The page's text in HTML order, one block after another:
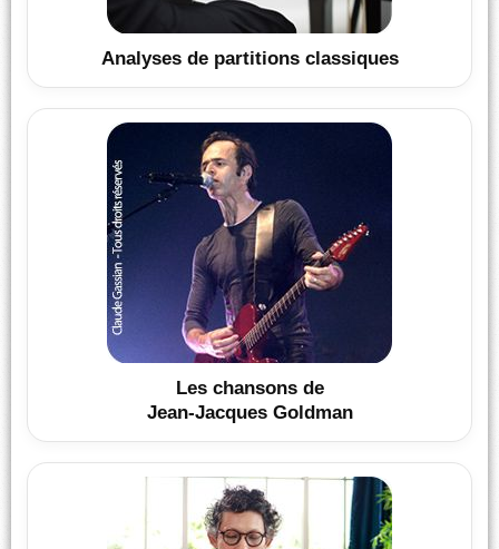
Analyses de partitions classiques
Les chansons de
Jean-Jacques Goldman